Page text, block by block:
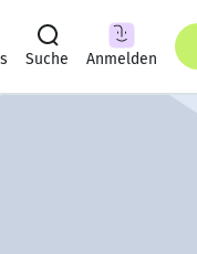
Suche Anmelden